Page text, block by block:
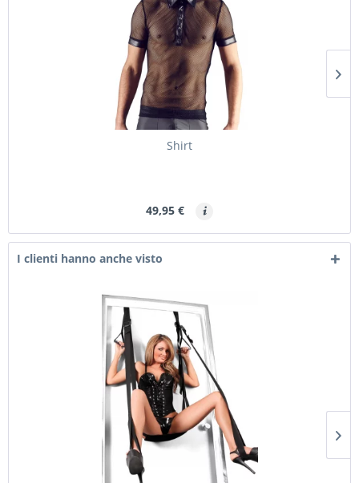
Shirt
49,95 €
I clienti hanno anche visto